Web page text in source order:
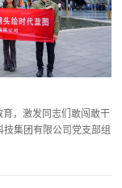
，激发同志们敢闯敢干
集团有限公司党支部组
江...